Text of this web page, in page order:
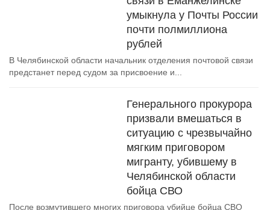
умыкнула у Почты России
почти полмиллиона
рублей
В Челябинской области начальник отделения почтовой связи
предстанет перед судом за присвоение и...
Генерального прокурора
призвали вмешаться в
ситуацию с чрезвычайно
мягким приговором
мигранту, убившему в
Челябинской области
бойца СВО
После возмутившего многих приговора убийце бойца СВО